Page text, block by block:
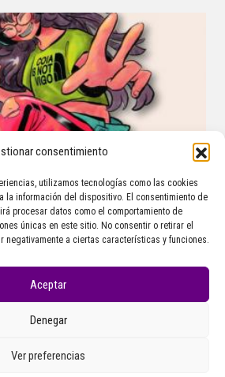
consentimiento
utilizamos tecnologías como las cookies
la información del dispositivo. El consentimiento de
procesar datos como el comportamiento de
únicas en este sitio. No consentir o retirar el
negativamente a ciertas características y funciones.
Aceptar
Denegar
Ver preferencias
Sergio Puga